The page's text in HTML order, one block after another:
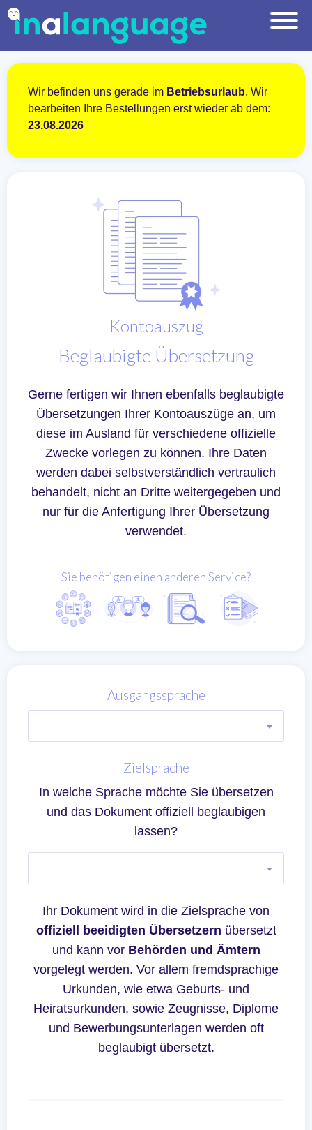
Wir befinden uns gerade im Betriebsurlaub. Wir
bearbeiten Ihre Bestellungen erst wieder ab dem:
23.08.2026
Kontoauszug
Beglaubigte Übersetzung
Gerne fertigen wir Ihnen ebenfalls beglaubigte
Übersetzungen Ihrer Kontoauszüge an, um
diese im Ausland für verschiedene offizielle
Zwecke vorlegen zu können. Ihre Daten
werden dabei selbstverständlich vertraulich
behandelt, nicht an Dritte weitergegeben und
nur für die Anfertigung Ihrer Übersetzung
verwendet.
Sie benötigen einen anderen Service?
Ausgangssprache
Zielsprache
In welche Sprache möchte Sie übersetzen
und das Dokument offiziell beglaubigen
lassen?
Ihr Dokument wird in die Zielsprache von
offiziell beeidigten Übersetzern übersetzt
und kann vor Behörden und Ämtern
vorgelegt werden. Vor allem fremdsprachige
Urkunden, wie etwa Geburts- und
Heiratsurkunden, sowie Zeugnisse, Diplome
und Bewerbungsunterlagen werden oft
beglaubigt übersetzt.